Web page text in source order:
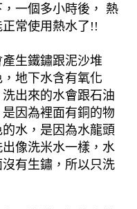
，一個多小時後， 熱
常使用熱水了!!
生鐵鏽跟泥沙堆
地下水含有氧化
出來的水會跟石油
因為裡面有銅的物
水，是因為水龍頭
像洗米水一樣，水
有生鏽，所以只洗